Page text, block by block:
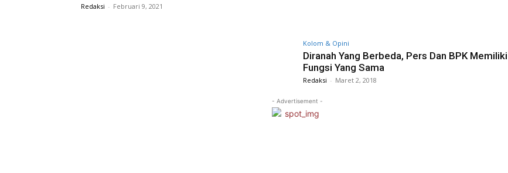
Redaksi - Februari 9, 2021
Kolom & Opini
Diranah Yang Berbeda, Pers Dan BPK Memiliki
Fungsi Yang Sama
Redaksi - Maret 2, 2018
- Advertisement -